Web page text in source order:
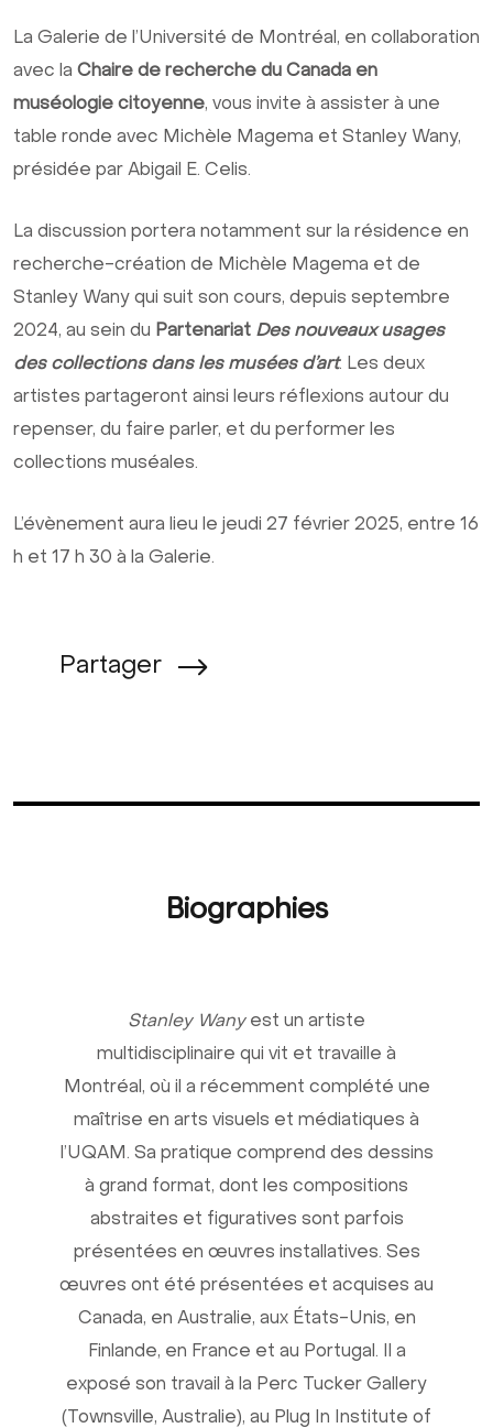
La Galerie de l’Université de Montréal, en collaboration
avec la Chaire de recherche du Canada en
muséologie citoyenne, vous invite à assister à une
table ronde avec Michèle Magema et Stanley Wany,
présidée par Abigail E. Celis.
La discussion portera notamment sur la résidence en
recherche-création de Michèle Magema et de
Stanley Wany qui suit son cours, depuis septembre
2024, au sein du Partenariat Des nouveaux usages
des collections dans les musées d’art. Les deux
artistes partageront ainsi leurs réflexions autour du
repenser, du faire parler, et du performer les
collections muséales.
L’évènement aura lieu le jeudi 27 février 2025, entre 16
h et 17 h 30 à la Galerie.
Partager
Biographies
Stanley Wanyest un artiste
multidisciplinaire qui vit et travaille à
Montréal, où il a récemment complété une
maîtrise en arts visuels et médiatiques à
l’UQAM. Sa pratique comprend des dessins
à grand format, dont les compositions
abstraites et figuratives sont parfois
présentées en œuvres installatives. Ses
œuvres ont été présentées et acquises au
Canada, en Australie, aux États-Unis, en
Finlande, en France et au Portugal. Il a
exposé son travail à la Perc Tucker Gallery
(Townsville, Australie), au Plug In Institute of